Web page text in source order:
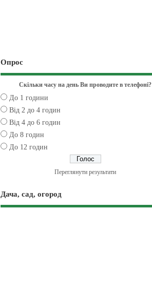
Опрос
Скільки часу на день Ви проводите в телефоні?
До 1 години
Від 2 до 4 годин
Від 4 до 6 годин
До 8 годин
До 12 годин
Переглянути результати
Дача, сад, огород